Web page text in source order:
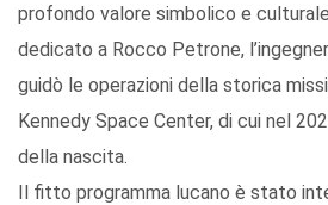
profondo valore simbolico e
dedicato a Rocco Petrone,
guidò le operazioni della storica
Kennedy Space Center, di cui nel
della nascita.
Il fitto programma lucano è stato